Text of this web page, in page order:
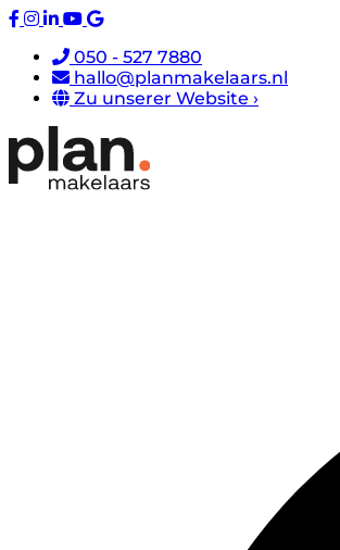
050 - 527 7880
hallo@planmakelaars.nl
Zu unserer Website ›